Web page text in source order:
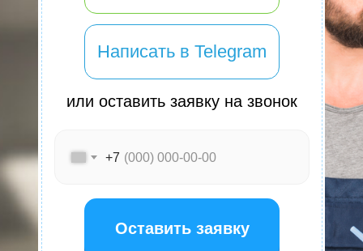
Написать в Telegram
или оставить заявку на звонок
+7
Оставить заявку